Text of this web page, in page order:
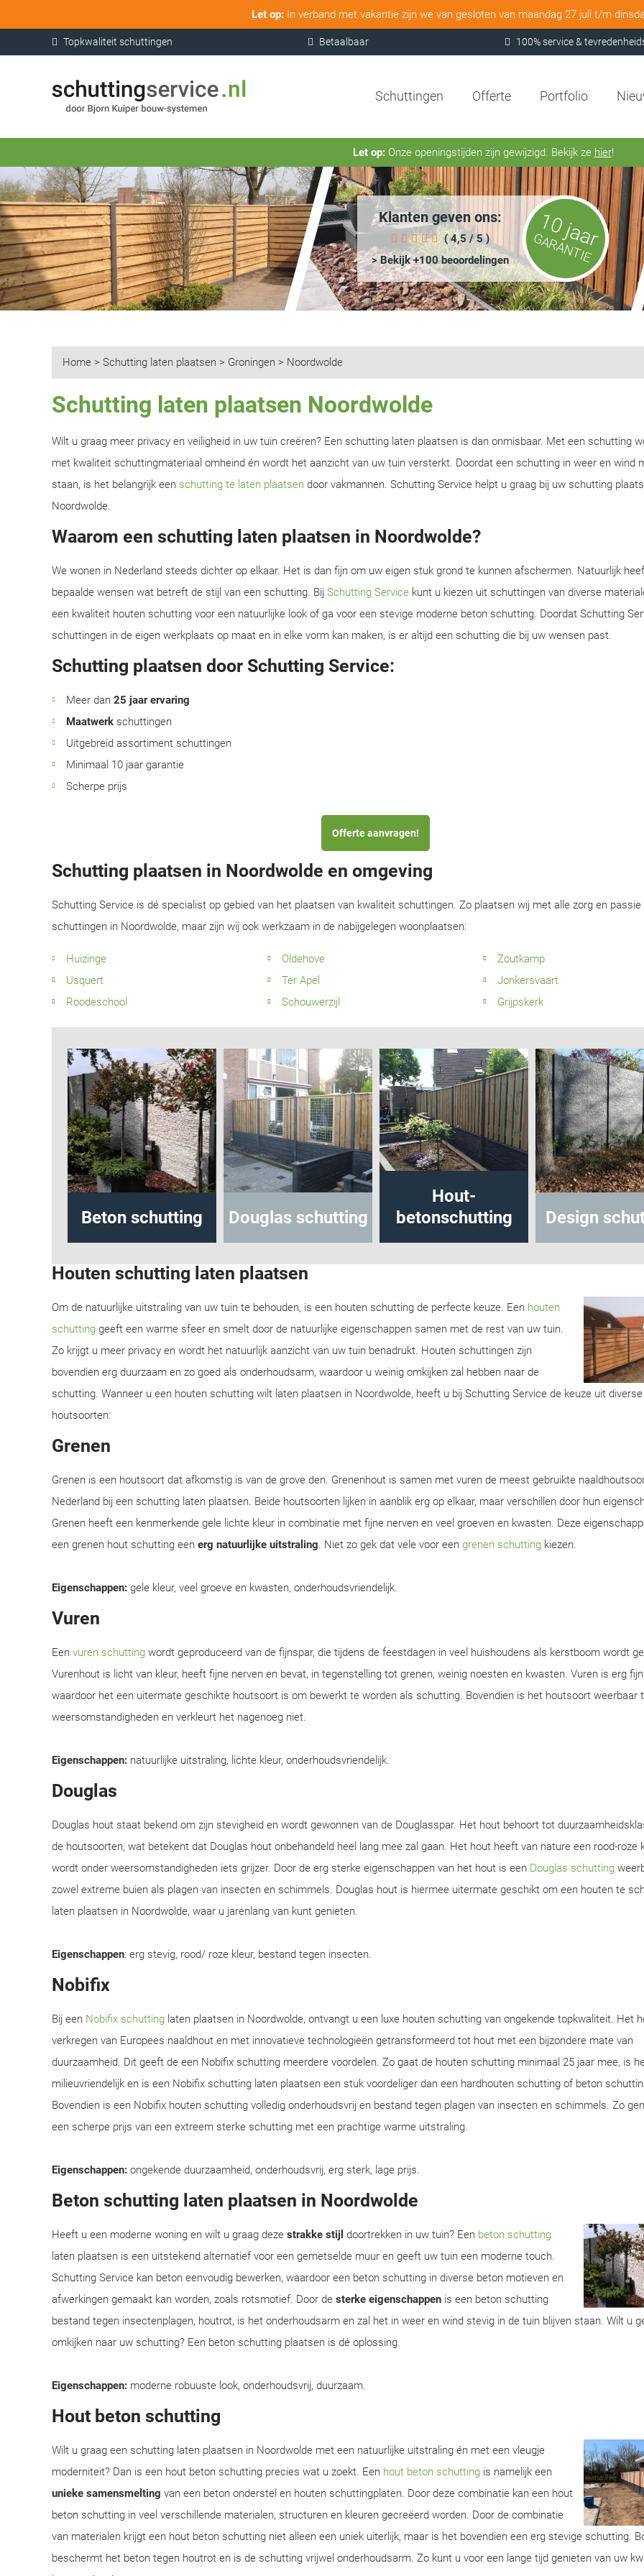
Let op:In verband met vakantie zijn we van gesloten van maandag 27 juli t/m
Topkwaliteit schuttingen Betaalbaar 100% service &
Schuttingen Offerte Portfolio
Let op:Onze openingstijden zijn gewijzigd. Bekijk ze hier!
Klanten geven ons:
( 4,5 / 5 )
> Bekijk +100 beoordelingen
10 jaar
GARANTIE
Home > Schutting laten plaatsen > Groningen > Noordwolde
Schutting laten plaatsen Noordwolde
Wilt u graag meer privacy en veiligheid in uw tuin creëren? Een schutting laten plaatsen is dan onmisbaar. Met een schutting
met kwaliteit schuttingmateriaal omheind én wordt het aanzicht van uw tuin versterkt. Doordat een schutting in weer en wind
staan, is het belangrijk een schutting te laten plaatsen door vakmannen. Schutting Service helpt u graag bij uw schutting
Noordwolde.
Waarom een schutting laten plaatsen in Noordwolde?
We wonen in Nederland steeds dichter op elkaar. Het is dan fijn om uw eigen stuk grond te kunnen afschermen. Natuurlijk
bepaalde wensen wat betreft de stijl van een schutting. Bij Schutting Service kunt u kiezen uit schuttingen van diverse
een kwaliteit houten schutting voor een natuurlijke look of ga voor een stevige moderne beton schutting. Doordat Schutting
schuttingen in de eigen werkplaats op maat en in elke vorm kan maken, is er altijd een schutting die bij uw wensen past.
Schutting plaatsen door Schutting Service:
Meer dan 25 jaar ervaring
Maatwerk schuttingen
Uitgebreid assortiment schuttingen
Minimaal 10 jaar garantie
Scherpe prijs
Offerte aanvragen!
Schutting plaatsen in Noordwolde en omgeving
Schutting Service is dé specialist op gebied van het plaatsen van kwaliteit schuttingen. Zo plaatsen wij met alle zorg en passie
schuttingen in Noordwolde, maar zijn wij ook werkzaam in de nabijgelegen woonplaatsen:
Huizinge Oldehove
Zoutkamp
Usquert
Ter Apel
Jonkersvaart
Roodeschool
Schouwerzijl Grijpskerk
Beton schutting Douglas schutting
Hout-
betonschutting
Design
Houten schutting laten plaatsen
Om de natuurlijke uitstraling van uw tuin te behouden, is een houten schutting de perfecte keuze. Een houten
schutting geeft een warme sfeer en smelt door de natuurlijke eigenschappen samen met de rest van uw tuin.
Zo krijgt u meer privacy en wordt het natuurlijk aanzicht van uw tuin benadrukt. Houten schuttingen zijn
bovendien erg duurzaam en zo goed als onderhoudsarm, waardoor u weinig omkijken zal hebben naar de
schutting. Wanneer u een houten schutting wilt laten plaatsen in Noordwolde, heeft u bij Schutting Service de keuze uit diverse
houtsoorten:
Grenen
Grenen is een houtsoort dat afkomstig is van de grove den. Grenenhout is samen met vuren de meest gebruikte
Nederland bij een schutting laten plaatsen. Beide houtsoorten lijken in aanblik erg op elkaar, maar verschillen door hun
Grenen heeft een kenmerkende gele lichte kleur in combinatie met fijne nerven en veel groeven en kwasten. Deze
een grenen hout schutting een erg natuurlijke uitstraling. Niet zo gek dat vele voor een grenen schutting kiezen.
Eigenschappen: gele kleur, veel groeve en kwasten, onderhoudsvriendelijk.
Vuren
Een vuren schutting wordt geproduceerd van de fijnspar, die tijdens de feestdagen in veel huishoudens als kerstboom wordt
Vurenhout is licht van kleur, heeft fijne nerven en bevat, in tegenstelling tot grenen, weinig noesten en kwasten. Vuren is erg
waardoor het een uitermate geschikte houtsoort is om bewerkt te worden als schutting. Bovendien is het houtsoort weerbaar
weersomstandigheden en verkleurt het nagenoeg niet.
Eigenschappen: natuurlijke uitstraling, lichte kleur, onderhoudsvriendelijk.
Douglas
Douglas hout staat bekend om zijn stevigheid en wordt gewonnen van de Douglasspar. Het hout behoort tot
de houtsoorten, wat betekent dat Douglas hout onbehandeld heel lang mee zal gaan. Het hout heeft van nature een rood-roze
wordt onder weersomstandigheden iets grijzer. Door de erg sterke eigenschappen van het hout is een Douglas schutting
zowel extreme buien als plagen van insecten en schimmels. Douglas hout is hiermee uitermate geschikt om een houten te
laten plaatsen in Noordwolde, waar u jarenlang van kunt genieten.
Eigenschappen: erg stevig, rood/ roze kleur, bestand tegen insecten.
Nobifix
Bij een Nobifix schutting laten plaatsen in Noordwolde, ontvangt u een luxe houten schutting van ongekende topkwaliteit. Het
verkregen van Europees naaldhout en met innovatieve technologieën getransformeerd tot hout met een bijzondere mate van
duurzaamheid. Dit geeft de een Nobifix schutting meerdere voordelen. Zo gaat de houten schutting minimaal 25 jaar mee, is
milieuvriendelijk en is een Nobifix schutting laten plaatsen een stuk voordeliger dan een hardhouten schutting of beton
Bovendien is een Nobifix houten schutting volledig onderhoudsvrij en bestand tegen plagen van insecten en schimmels. Zo
een scherpe prijs van een extreem sterke schutting met een prachtige warme uitstraling.
Eigenschappen: ongekende duurzaamheid, onderhoudsvrij, erg sterk, lage prijs.
Beton schutting laten plaatsen in Noordwolde
Heeft u een moderne woning en wilt u graag deze strakke stijl doortrekken in uw tuin? Een beton schutting
laten plaatsen is een uitstekend alternatief voor een gemetselde muur en geeft uw tuin een moderne touch.
Schutting Service kan beton eenvoudig bewerken, waardoor een beton schutting in diverse beton motieven en
afwerkingen gemaakt kan worden, zoals rotsmotief. Door de sterke eigenschappen is een beton schutting
bestand tegen insectenplagen, houtrot, is het onderhoudsarm en zal het in weer en wind stevig in de tuin blijven staan. Wilt u
omkijken naar uw schutting? Een beton schutting plaatsen is dé oplossing.
Eigenschappen: moderne robuuste look, onderhoudsvrij, duurzaam.
Hout beton schutting
Wilt u graag een schutting laten plaatsen in Noordwolde met een natuurlijke uitstraling én met een vleugje
moderniteit? Dan is een hout beton schutting precies wat u zoekt. Een hout beton schutting is namelijk een
unieke samensmelting van een beton onderstel en houten schuttingplaten. Door deze combinatie kan een hout
beton schutting in veel verschillende materialen, structuren en kleuren gecreëerd worden. Door de combinatie
van materialen krijgt een hout beton schutting niet alleen een uniek uiterlijk, maar is het bovendien een erg stevige schutting.
beschermt het beton tegen houtrot en is de schutting vrijwel onderhoudsarm. Zo kunt u voor een lange tijd genieten van uw